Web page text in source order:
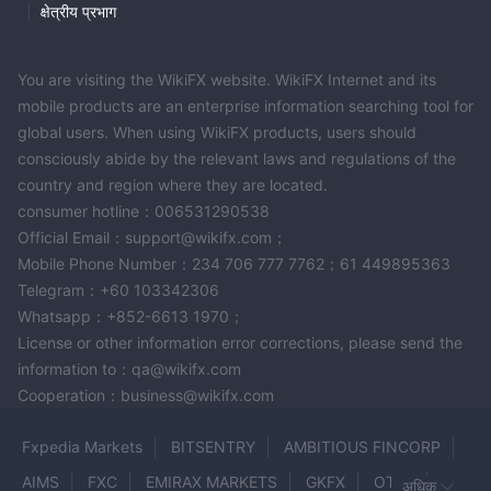
BLACKSTONE ट्रेडिंग के लिए मेटाट्रेडर 4 (MT4) प्लेटफ़ॉर्म प्रदान करता है, जो
ऑनलाइन ट्रेडर्स के बीच एक लोकप्रिय चुनाव है क्योंकि इसका उपयोगकर्ता-मित्री
इंटरफ़ेस, उन्नत चार्टिंग उपकरण और एक्सपर्ट एडवाइज़र्स (EAs) के माध्यम से
स्वचालित ट्रेडिंग के समर्थन के कारण लोकप्रिय है।
MT4 प्रसिद्ध है अपने customization विकल्पों के लिए, जो व्यापारियों को विभिन्न
तकनीकी संकेतक और ग्राफिकल उपकरणों के साथ अपने व्यापार अनुभव को अनुकूलित
करने की अनुमति देता है। इसके अलावा, यह एन्क्रिप्टेड डेटा प्रसारण सहित मजबूत
सुरक्षा सुविधाएं प्रदान करता है, और यात्रा के दौरान उपयोग के लिए मोबाइल व्यापार
क्षमताएं भी प्रदान करता है।
जबकि MT4 की बहुमुखी और वैश्विक पहुंच ने इसे विदेशी मुद्रा, कमोडिटीज़ और
सूचकांकों के लिए ट्रेडिंग करने के लिए एक पसंदीदा विकल्प बना दिया है, परंतु संभावित
ग्राहकों को BLACKSTONE की संदिग्ध नियामक स्थिति के कारण सतर्क रहना
चाहिए।
जमा और निकासी
BLACKSTONE कई तरीकों के माध्यम से जमा और निकासी के लिए पेश करता है,
क्षेत्रीय प्रभाग
You are visiting the WikiFX website. WikiFX Internet and its
mobile products are an enterprise information searching tool for
global users. When using WikiFX products, users should
consciously abide by the relevant laws and regulations of the
country and region where they are located.
consumer hotline：006531290538
Official Email：support@wikifx.com；
Mobile Phone Number：234 706 777 7762；61 449895363
Telegram：+60 103342306
Whatsapp：+852-6613 1970；
License or other information error corrections, please send the
information to：qa@wikifx.com
Cooperation：business@wikifx.com
Fxpedia Markets BITSENTRY
AMBITIOUS FINCORP
AIMS
FXC EMIRAX MARKETS GKFX OTFXअधिक